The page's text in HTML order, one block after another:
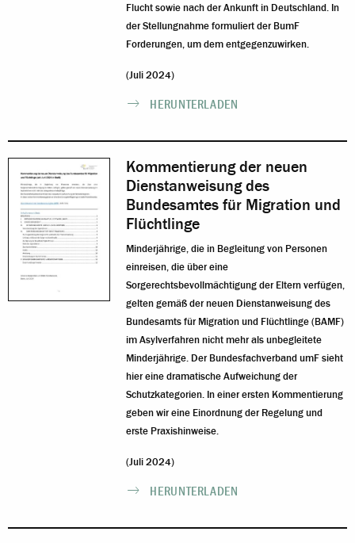
Flucht sowie nach der Ankunft in Deutschland. In
der Stellungnahme formuliert der BumF
Forderungen, um dem entgegenzuwirken.
(Juli 2024)
HERUNTERLADEN
Kommentierung der neuen
Dienstanweisung des
Bundesamtes für Migration und
Flüchtlinge
Minderjährige, die in Begleitung von Personen
einreisen, die über eine
Sorgerechtsbevollmächtigung der Eltern verfügen,
gelten gemäß der neuen Dienstanweisung des
Bundesamts für Migration und Flüchtlinge (BAMF)
im Asylverfahren nicht mehr als unbegleitete
Minderjährige. Der Bundesfachverband umF sieht
hier eine dramatische Aufweichung der
Schutzkategorien. In einer ersten Kommentierung
geben wir eine Einordnung der Regelung und
erste Praxishinweise.
(Juli 2024)
HERUNTERLADEN